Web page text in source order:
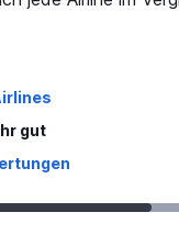
gut